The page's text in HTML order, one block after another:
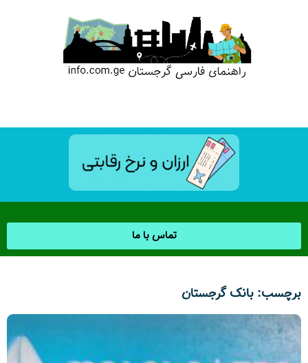
تماس با ما
برچسب: بانک گرجستان